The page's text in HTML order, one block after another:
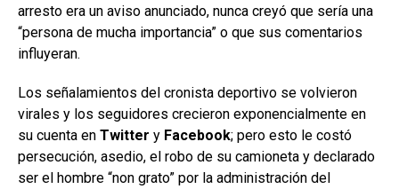
arresto era un aviso anunciado, nunca creyó que sería una
“persona de mucha importancia” o que sus comentarios
influyeran.
Los señalamientos del cronista deportivo se volvieron
virales y los seguidores crecieron exponencialmente en
su cuenta en Twitter y Facebook; pero esto le costó
persecución, asedio, el robo de su camioneta y declarado
ser el hombre “non grato” por la administración del